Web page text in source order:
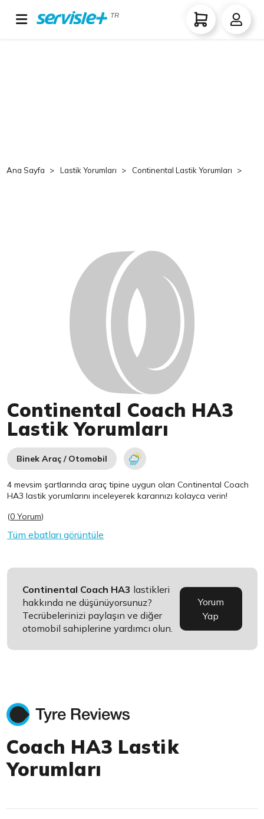
TR
Ana Sayfa Lastik Yorumları Continental Lastik Yorumları
Continental Coach HA3
Lastik Yorumları
Binek Araç / Otomobil
4 mevsim şartlarında araç tipine uygun olanContinental Coach
HA3 lastik yorumlarını inceleyerek kararınızı kolayca verin!
(0 Yorum)
Tüm ebatları görüntüle
Continental Coach HA3 lastikleri
hakkında ne düşünüyorsunuz?
Tecrübelerinizi paylaşın ve diğer
otomobil sahiplerine yardımcı olun.
Yorum
Yap
Coach HA3 Lastik
Yorumları